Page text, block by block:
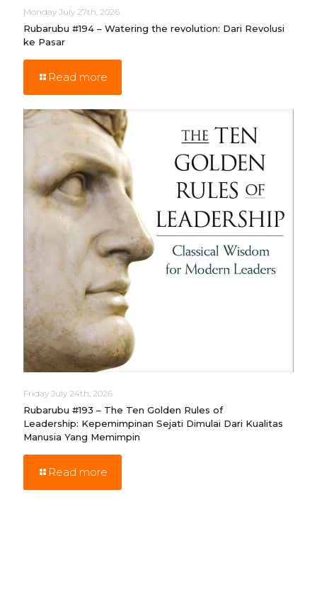
Monday July 27th, 2026
Rubarubu #194 – Watering the revolution: Dari Revolusi
ke Pasar
Read more
Friday July 24th, 2026
Rubarubu #193 – The Ten Golden Rules of
Leadership: Kepemimpinan Sejati Dimulai Dari Kualitas
Manusia Yang Memimpin
Read more